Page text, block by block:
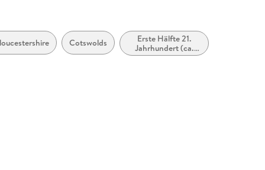
Cotswolds
Erste Hälfte 21.
Jahrhundert (ca.
2000 bis ca. 2050)